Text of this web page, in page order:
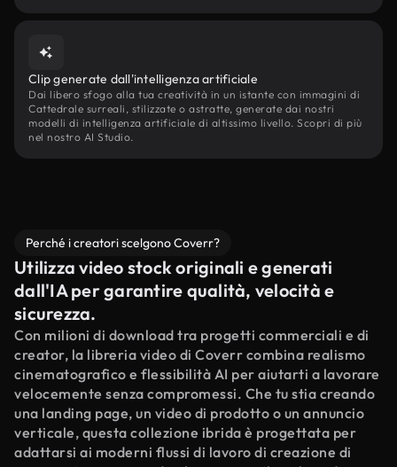
Clip generate dall'intelligenza artificiale
Dai libero sfogo alla tua creatività in un istante con immagini di
Cattedrale surreali, stilizzate o astratte, generate dai nostri
modelli di intelligenza artificiale di altissimo livello. Scopri di più
nel nostro AI Studio.
Perché i creatori scelgono Coverr?
Utilizza video stock originali e generati
dall'IA per garantire qualità, velocità e
sicurezza.
Con milioni di download tra progetti commerciali e di
creator, la libreria video di Coverr combina realismo
cinematografico e flessibilità AI per aiutarti a lavorare
velocemente senza compromessi. Che tu stia creando
una landing page, un video di prodotto o un annuncio
verticale, questa collezione ibrida è progettata per
adattarsi ai moderni flussi di lavoro di creazione di